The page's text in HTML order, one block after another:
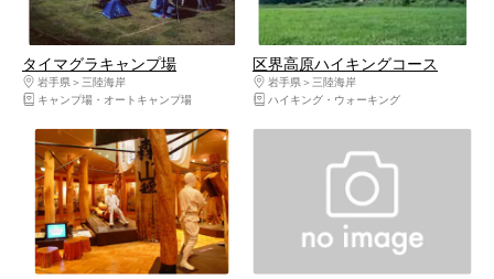
タイマグラキャンプ場
岩手県
三陸海岸
キャンプ場・オートキャンプ場
区界高原ハイキングコース
岩手県
三陸海岸
ハイキング・ウォーキング